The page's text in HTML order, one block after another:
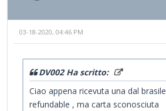
03-18-2020, 04:46 PM
DV002 Ha scritto:
Ciao appena ricevuta una dal
refundable , ma carta sconosciuta